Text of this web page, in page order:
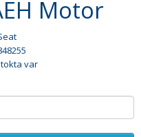
Motor
var